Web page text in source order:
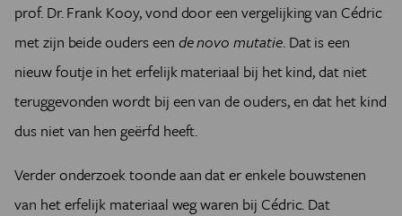
prof. Dr. Frank Kooy, vond door een vergelijking van Cédric
met zijn beide ouders een de novo mutatie. Dat is een
nieuw foutje in het erfelijk materiaal bij het kind, dat niet
teruggevonden wordt bij een van de ouders, en dat het kind
dus niet van hen geërfd heeft.
Verder onderzoek toonde aan dat er enkele bouwstenen
van het erfelijk materiaal weg waren bij Cédric. Dat